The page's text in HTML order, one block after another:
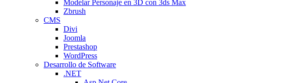
Modelar Personaje en 3D con 3ds Max
Zbrush
CMS
Divi
Joomla
Prestashop
WordPress
Desarrollo de Software
.NET